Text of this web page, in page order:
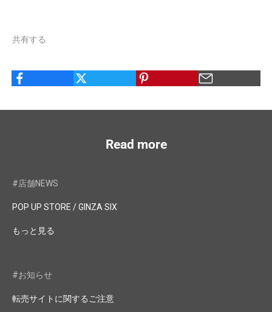
共有する
Read more
#店舗NEWS
POP UP STORE / GINZA SIX
もっと見る
#お知らせ
転売サイトに関するご注意